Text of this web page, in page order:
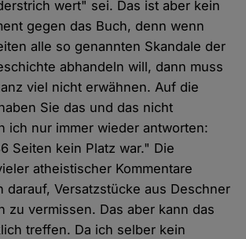
wert" sei. Das ist aber kein
gegen das Buch, denn wenn
alle so genannten Skandale der
abhandeln will, dann muss
viel nicht erwähnen. Auf die
Sie das und das nicht
ich nur immer wieder antworten:
Seiten kein Platz war." Die
atheistischer Kommentare
darauf, Versatzstücke aus Deschner
zu vermissen. Das aber kann das
treffen. Da ich selber kein